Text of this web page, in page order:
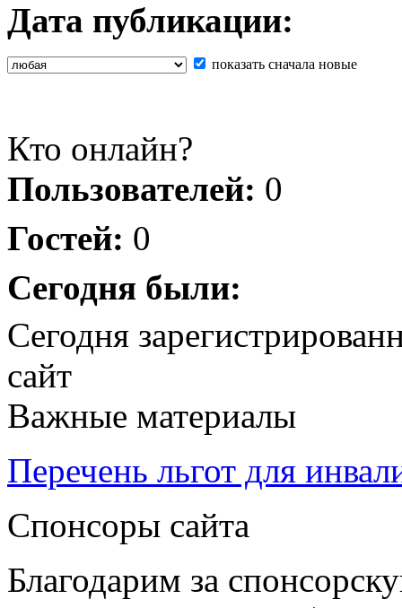
Дата публикации:
показать сначала новые
Кто онлайн?
Пользователей: 0
Гостей: 0
Сегодня были:
Сегодня
сайт
Важные материалы
Перечень льгот для
Спонсоры сайта
Благодарим за